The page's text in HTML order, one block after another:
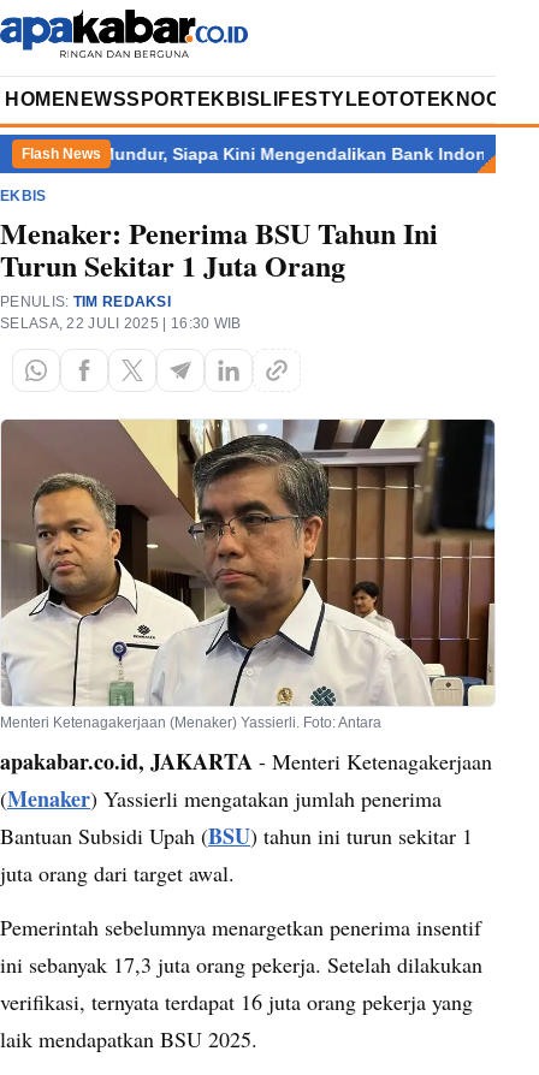
HOME NEWSSPORT EKBIS LIFESTYLEOTOTEKNOOPINI
Flash News
Mundur, Siapa Kini Mengendalikan Bank Indonesia?
EKBIS
Menaker: Penerima BSU Tahun Ini
Turun Sekitar 1 Juta Orang
PENULIS: TIM REDAKSI
SELASA, 22 JULI 2025 | 16:30 WIB
Menteri Ketenagakerjaan (Menaker) Yassierli. Foto: Antara
apakabar.co.id, JAKARTA - Menteri Ketenagakerjaan
(Menaker) Yassierli mengatakan jumlah penerima
Bantuan Subsidi Upah (BSU) tahun ini turun sekitar 1
juta orang dari target awal.
Pemerintah sebelumnya menargetkan penerima insentif
ini sebanyak 17,3 juta orang pekerja. Setelah dilakukan
verifikasi, ternyata terdapat 16 juta orang pekerja yang
laik mendapatkan BSU 2025.